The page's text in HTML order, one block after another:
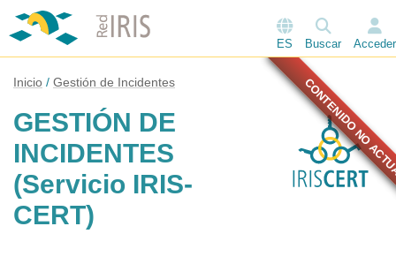
ES Buscar Acceder
Inicio Gestión de Incidentes
GESTIÓN DE
INCIDENTES
(Servicio IRIS-
CERT)
CONTENIDO